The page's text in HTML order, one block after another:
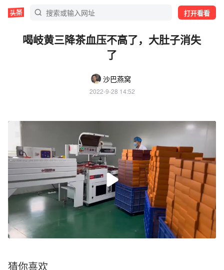
打开看看
喝岐黄三降茶血压不高了，大肚子消失
了
沙巴燕窝
2022-9-28 14:52
猜你喜欢